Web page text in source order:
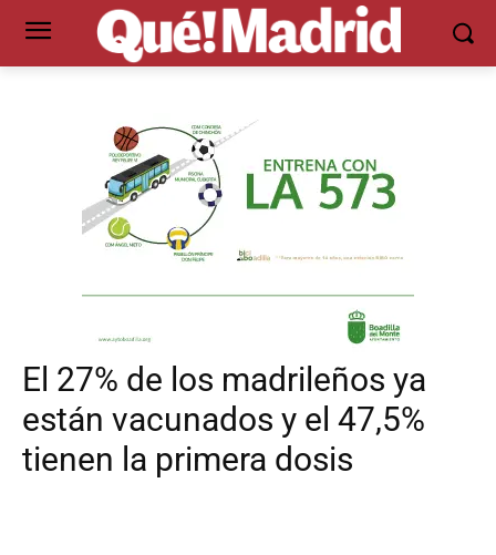
El 27% de los madrileños ya
están vacunados y el 47,5%
tienen la primera dosis